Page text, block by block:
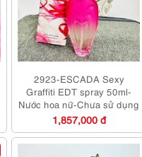
2923-ESCADA Sexy
Graffiti EDT spray 50ml-
Nước hoa nữ-Chưa sử dụng
1,857,000 đ